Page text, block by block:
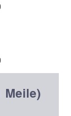
Meile)